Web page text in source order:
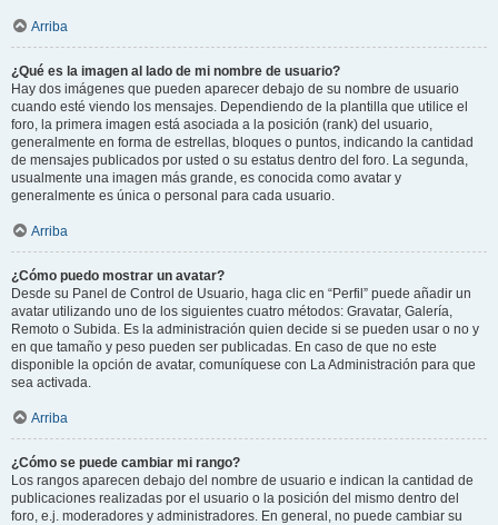
Arriba
¿Qué es la imagen al lado de mi nombre de usuario?
Hay dos imágenes que pueden aparecer debajo de su nombre de usuario
cuando esté viendo los mensajes. Dependiendo de la plantilla que utilice el
foro, la primera imagen está asociada a la posición (rank) del usuario,
generalmente en forma de estrellas, bloques o puntos, indicando la cantidad
de mensajes publicados por usted o su estatus dentro del foro. La segunda,
usualmente una imagen más grande, es conocida como avatar y
generalmente es única o personal para cada usuario.
Arriba
¿Cómo puedo mostrar un avatar?
Desde su Panel de Control de Usuario, haga clic en “Perfil” puede añadir un
avatar utilizando uno de los siguientes cuatro métodos: Gravatar, Galería,
Remoto o Subida. Es la administración quien decide si se pueden usar o no y
en que tamaño y peso pueden ser publicadas. En caso de que no este
disponible la opción de avatar, comuníquese con La Administración para que
sea activada.
Arriba
¿Cómo se puede cambiar mi rango?
Los rangos aparecen debajo del nombre de usuario e indican la cantidad de
publicaciones realizadas por el usuario o la posición del mismo dentro del
foro, e.j. moderadores y administradores. En general, no puede cambiar su